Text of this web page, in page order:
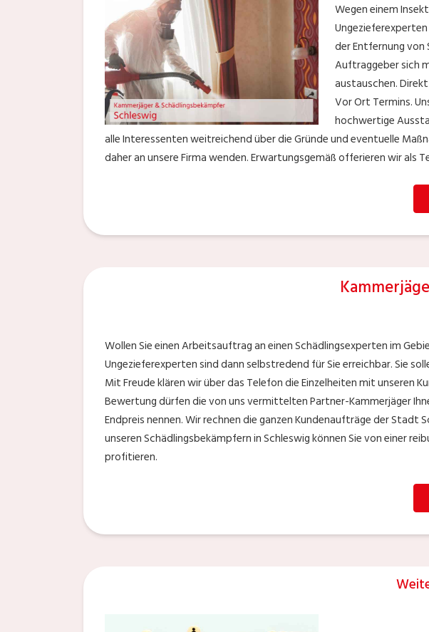
Wegen einem
der Entfernung von
Auftraggeber sich
austauschen.
Vor Ort Termins.
hochwertige
alle Interessenten weitreichend über die Gründe und eventuelle
daher an unsere Firma wenden. Erwartungsgemäß offerieren wir als
Wollen Sie einen Arbeitsauftrag an einen Schädlingsexperten im
Ungezieferexperten sind dann selbstredend für Sie erreichbar. Sie
Mit Freude klären wir über das Telefon die Einzelheiten mit unseren
Bewertung dürfen die von uns vermittelten Partner-Kammerjäger
Endpreis nennen. Wir rechnen die ganzen Kundenaufträge der Stadt
unseren Schädlingsbekämpfern in Schleswig können Sie von einer
profitieren.